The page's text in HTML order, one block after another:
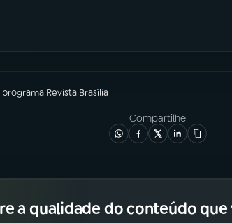
programa Revista Brasília
Compartilhe
a qualidade do conteúdo que